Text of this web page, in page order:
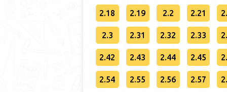
2.18 2.19 2.2 2.21
2.3 2.31 2.32 2.33
2.42 2.43 2.44 2.45
2.54 2.55 2.56 2.57